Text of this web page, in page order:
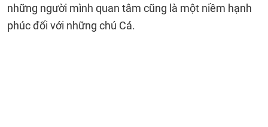
những người mình quan tâm cũng là một niềm hạnh
phúc đối với những chú Cá.